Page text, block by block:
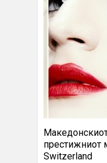
престижниот
Switzerland